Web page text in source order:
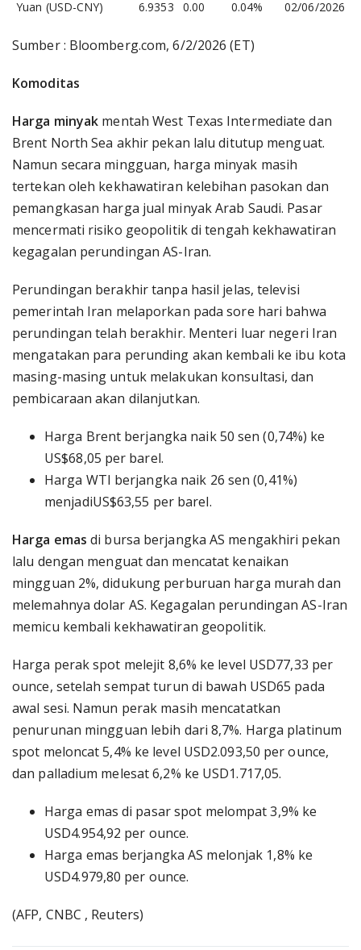
Yuan (USD-CNY) 6.9353 0.00 0.04% 02/06/2026
Sumber : Bloomberg.com, 6/2/2026 (ET)
Komoditas
Harga minyak mentah West Texas Intermediate dan
Brent North Sea akhir pekan lalu ditutup menguat.
Namun secara mingguan, harga minyak masih
tertekan oleh kekhawatiran kelebihan pasokan dan
pemangkasan harga jual minyak Arab Saudi. Pasar
mencermati risiko geopolitik di tengah kekhawatiran
kegagalan perundingan AS-Iran.
Perundingan berakhir tanpa hasil jelas, televisi
pemerintah Iran melaporkan pada sore hari bahwa
perundingan telah berakhir. Menteri luar negeri Iran
mengatakan para perunding akan kembali ke ibu kota
masing-masing untuk melakukan konsultasi, dan
pembicaraan akan dilanjutkan.
Harga Brent berjangka naik 50 sen (0,74%) ke
US$68,05 per barel.
Harga WTI berjangka naik 26 sen (0,41%)
menjadiUS$63,55 per barel.
Harga emasdi bursa berjangka AS mengakhiri pekan
lalu dengan menguat dan mencatat kenaikan
mingguan 2%, didukung perburuan harga murah dan
melemahnya dolar AS. Kegagalan perundingan AS-Iran
memicu kembali kekhawatiran geopolitik.
Harga perak spot melejit 8,6% ke level USD77,33 per
ounce, setelah sempat turun di bawah USD65 pada
awal sesi. Namun perak masih mencatatkan
penurunan mingguan lebih dari 8,7%. Harga platinum
spot meloncat 5,4% ke level USD2.093,50 per ounce,
dan palladium melesat 6,2% ke USD1.717,05.
Harga emas di pasar spot melompat 3,9% ke
USD4.954,92 per ounce.
Harga emas berjangka AS melonjak 1,8% ke
USD4.979,80 per ounce.
(AFP, CNBC , Reuters)